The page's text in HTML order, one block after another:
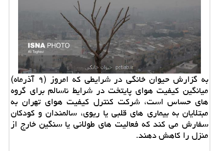
به گزارش حیوان خانگی در شرایطی كه امروز (۹ آذرماه)
میانگین كیفیت هوای پایتخت در شرایط ناسالم برای گروه
های حساس است، شركت كنترل كیفیت هوای تهران به
مبتلایان به بیماری های قلبی یا ریوی، سالمندان و كودكان
سفارش می كند كه فعالیت های طولانی یا سنگین خارج از
منزل را كاهش دهند.